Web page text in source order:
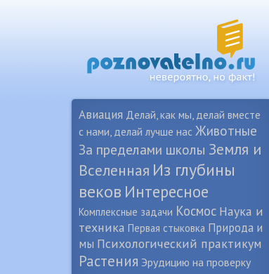
Авиация Делай, как мы, делай вместе
с нами, делай лучше нас Животные
За пределами школы Земля и
Вселенная Из глубины
веков Интересное
Комплексные задачи Космос Наука и
техника Первая стыковка Природа и
мы Психологический практикум
Растения Эрудицию на проверку